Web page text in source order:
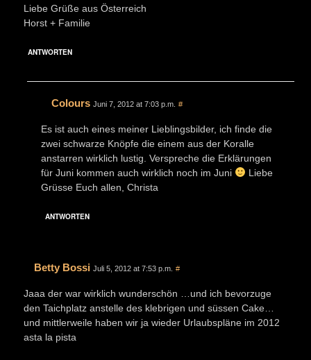
Liebe Grüße aus Österreich
Horst + Familie
ANTWORTEN
Colours Juni 7, 2012 at 7:03 p.m. #
Es ist auch eines meiner Lieblingsbilder, ich finde die
zwei schwarze Knöpfe die einem aus der Koralle
anstarren wirklich lustig. Verspreche die Erklärungen
für Juni kommen auch wirklich noch im Juni
Liebe
Grüsse Euch allen, Christa
ANTWORTEN
Betty Bossi Juli 5, 2012 at 7:53 p.m. #
Jaaa der war wirklich wunderschön …und ich bevorzuge
den Taichplatz anstelle des klebrigen und süssen Cake…
und mittlerweile haben wir ja wieder Urlaubspläne im 2012
asta la pista